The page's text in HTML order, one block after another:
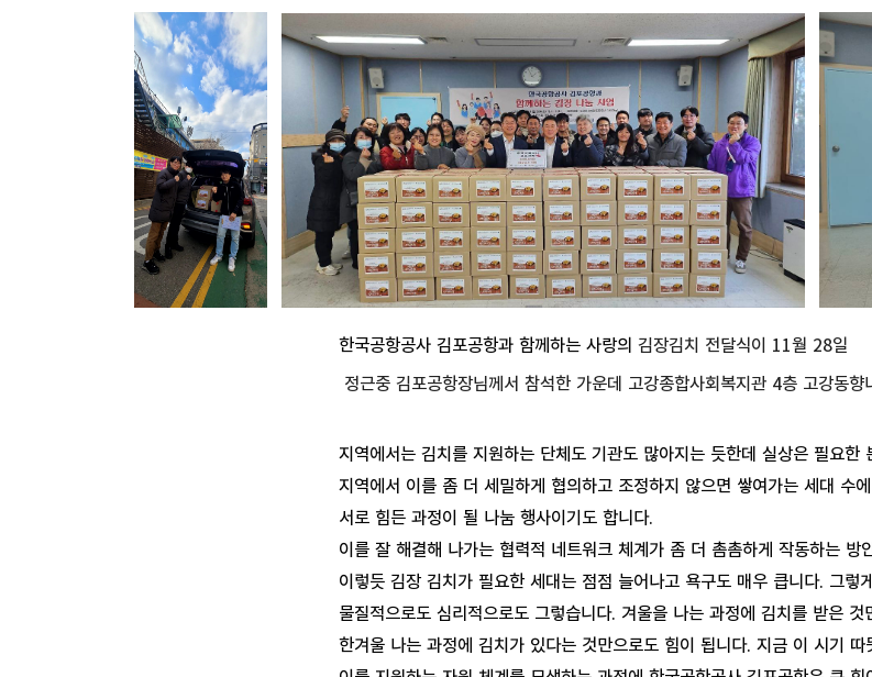
한국공항공사 김포공항과 함께하는 사랑의 김장김치 전달식이 11월 28일
정근중 김포공항장님께서 참석한 가운데 고강종합사회복지관 4층 고강동향
지역에서는 김치를 지원하는 단체도 기관도 많아지는 듯한데 실상은 필요한
지역에서 이를 좀 더 세밀하게 협의하고 조정하지 않으면 쌓여가는 세대 수에
서로 힘든 과정이 될 나눔 행사이기도 합니다.
이를 잘 해결해 나가는 협력적 네트워크 체계가 좀 더 촘촘하게 작동하는 방
이렇듯 김장 김치가 필요한 세대는 점점 늘어나고 욕구도 매우 큽니다. 그렇
물질적으로도 심리적으로도 그렇습니다. 겨울을 나는 과정에 김치를 받은
한겨울 나는 과정에 김치가 있다는 것만으로도 힘이 됩니다. 지금 이 시기 따